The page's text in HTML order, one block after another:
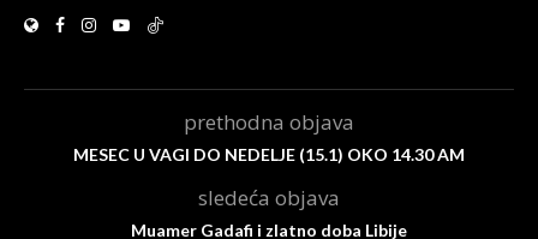
prethodna objava
MESEC U VAGI DO NEDELJE (15.1) OKO 14.30 AM
sledeća objava
Muamer Gadafi i zlatno doba Libije